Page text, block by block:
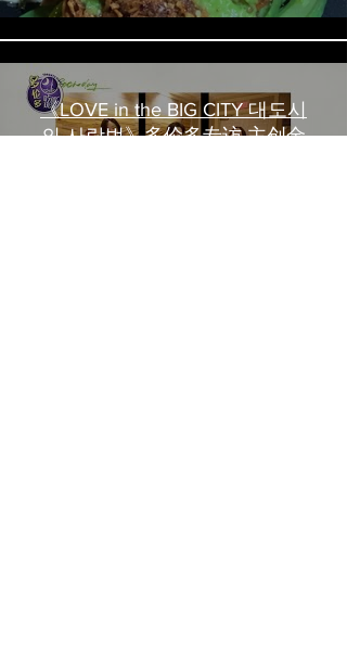
《LOVE in the BIG CITY 대도시
의 사랑법》多伦多专访 主创金